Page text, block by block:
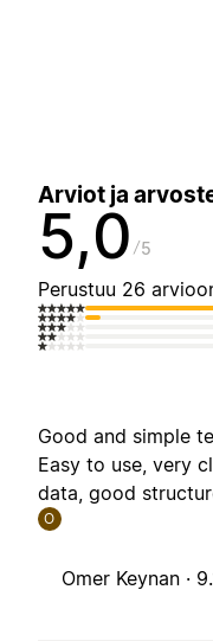
Arviot ja
5,0 5
Perustuu 26
Good and simple
Easy to use, very
data, good
O
Omer Keynan ·